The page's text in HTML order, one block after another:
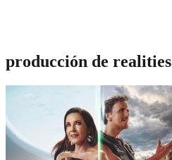
producción de realities